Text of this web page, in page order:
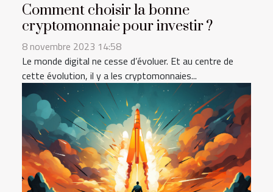
Comment choisir la bonne
cryptomonnaie pour investir ?
8 novembre 2023 14:58
Le monde digital ne cesse d’évoluer. Et au centre de
cette évolution, il y a les cryptomonnaies...